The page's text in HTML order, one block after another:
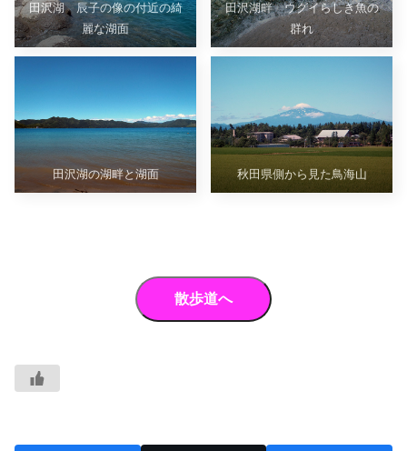
田沢湖 辰子の像の付近の綺
麗な湖面
田沢湖畔 ウグイらしき魚の
群れ
田沢湖の湖畔と湖面 秋田県側から見た鳥海山